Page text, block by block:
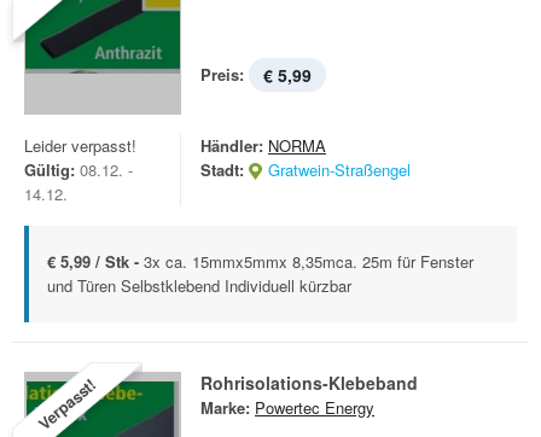
Preis: € 5,99
Leider verpasst!
Gültig: 08.12. -
14.12.
Händler: NORMA
Stadt:
Gratwein-Straßengel
€ 5,99 / Stk - 3x ca. 15mmx5mmx 8,35mca. 25m für Fenster
und Türen Selbstklebend Individuell kürzbar
Verpasst! Rohrisolations-Klebeband
Marke: Powertec Energy